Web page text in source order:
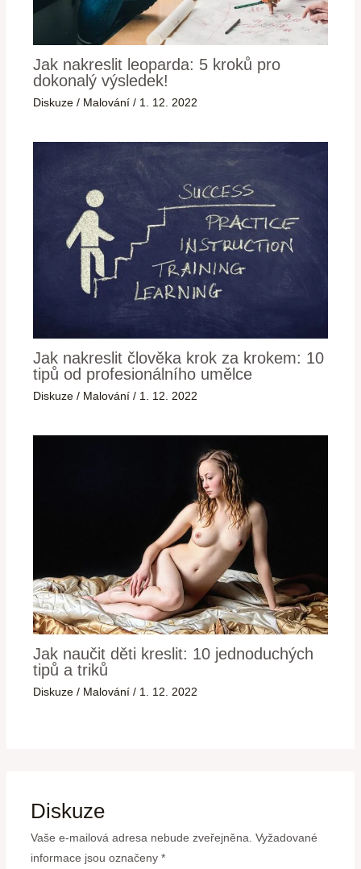
Jak nakreslit leoparda: 5 kroků pro
dokonalý výsledek!
Diskuze / Malování / 1. 12. 2022
Jak nakreslit člověka krok za krokem: 10
tipů od profesionálního umělce
Diskuze / Malování / 1. 12. 2022
Jak naučit děti kreslit: 10 jednoduchých
tipů a triků
Diskuze / Malování / 1. 12. 2022
Diskuze
Vaše e-mailová adresa nebude zveřejněna. Vyžadované
informace jsou označeny *